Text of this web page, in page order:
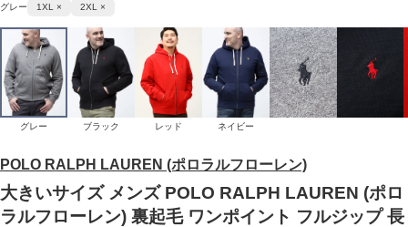
POLO RALPH LAUREN (ポロラルフローレン)
大きいサイズ メンズ POLO RALPH LAUREN (ポロ
ラルフローレン) 裏起毛 ワンポイント フルジップ 長
グレー
1XL × 2XL ×
グレー ブラック レッド ネイビー